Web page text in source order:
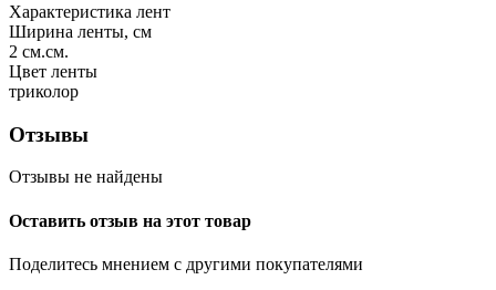
Характеристика лент
Ширина ленты, см
2 см.см.
Цвет ленты
триколор
Отзывы
Отзывы не найдены
Оставить отзыв на этот товар
Поделитесь мнением с другими покупателями